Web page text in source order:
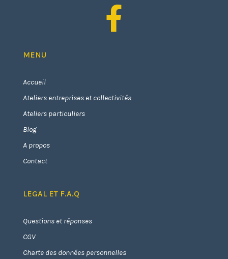

MENU
Accueil
Ateliers entreprises et collectivités
Ateliers particuliers
Blog
A propos
Contact
LEGAL ET F.A.Q
Questions et réponses
CGV
Charte des données personnelles